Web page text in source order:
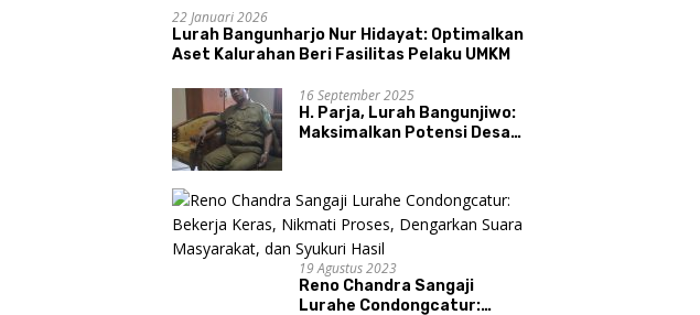
22 Januari 2026
Lurah Bangunharjo Nur Hidayat: Optimalkan
Aset Kalurahan Beri Fasilitas Pelaku UMKM
16 September 2025
H. Parja, Lurah Bangunjiwo:
Maksimalkan Potensi Desa
19 Agustus 2023
Reno Chandra Sangaji
Lurahe Condongcatur: